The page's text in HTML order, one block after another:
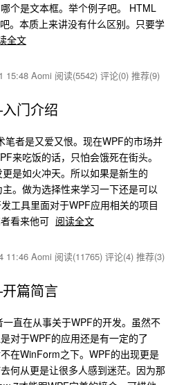
个是文本框。举个例子吧。 HTML
。本质上来讲没有什么区别。只要学
全文
15:48 Aomi 阅读(5542) 评论(0) 推荐(9)
门介绍
笔者是又爱又恨。现在WPF的市场并
来吃饭的话，只怕会饿死在街头。
是如火冲天。所以如果是新生的
。做为选择性来学习一下还是可以
工具里面对于WPF应用相关的项目
看来他可 阅读全文
11:46 Aomi 阅读(11765) 评论(4) 推荐(3)
篇简言
直在从事关于WPF的开发。虽然不
对于WPF的应用还是有一定的了
在WinForm之下。WPF的出现更是
何从更是让很多人感到迷茫。因为那